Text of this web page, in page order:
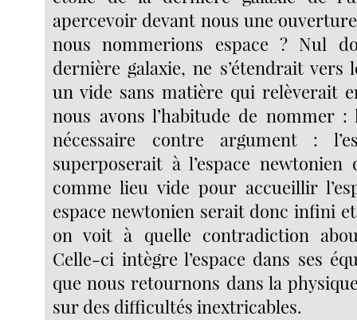
apercevoir devant nous une
nous nommerions espace ? Nul
dernière galaxie, ne s’étendrait vers
un vide sans matière qui relèverait
nous avons l’habitude de nommer :
nécessaire contre argument :
superposerait à l’espace
comme lieu vide pour accueillir
espace newtonien serait donc infini
on voit à quelle contradiction
Celle-ci intègre l’espace dans ses
que nous retournons dans la
sur des difficultés inextricables.